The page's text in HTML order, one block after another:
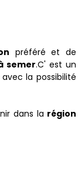
préféré et de
semer.C' est un
avec la possibilité
dans la région